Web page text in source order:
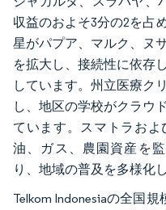
収益のおよそ3分の2を占
星がパプア、マルク、ヌ
を拡大し、接続性に依存
しています。州立医療ク
し、地区の学校がクラウ
ています。スマトラお
油、ガス、農園資産を
り、地域の普及を多様化
Telkom Indonesiaの全国